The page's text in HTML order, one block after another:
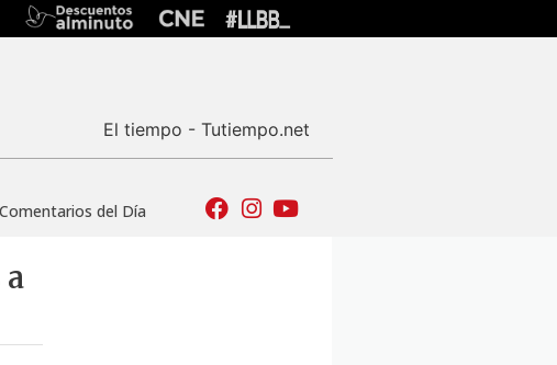
El tiempo - Tutiempo.net
Comentarios del Día